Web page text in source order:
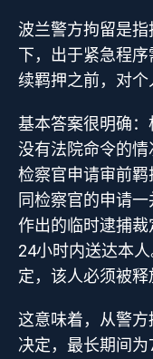
波兰警方拘留是
下，出于紧急程
续羁押之前，对个
基本答案很明确
没有法院命令的
检察官申请审前
同检察官的申请
作出的临时逮捕
24小时内送达本
定，该人必须被释
这意味着，从警
决定，最长期间